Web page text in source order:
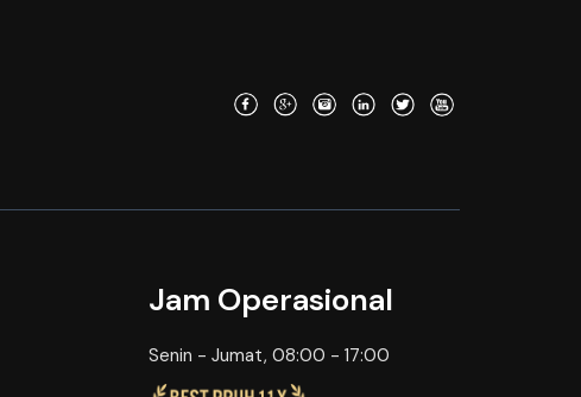
Jam Operasional
Senin - Jumat, 08:00 - 17:00